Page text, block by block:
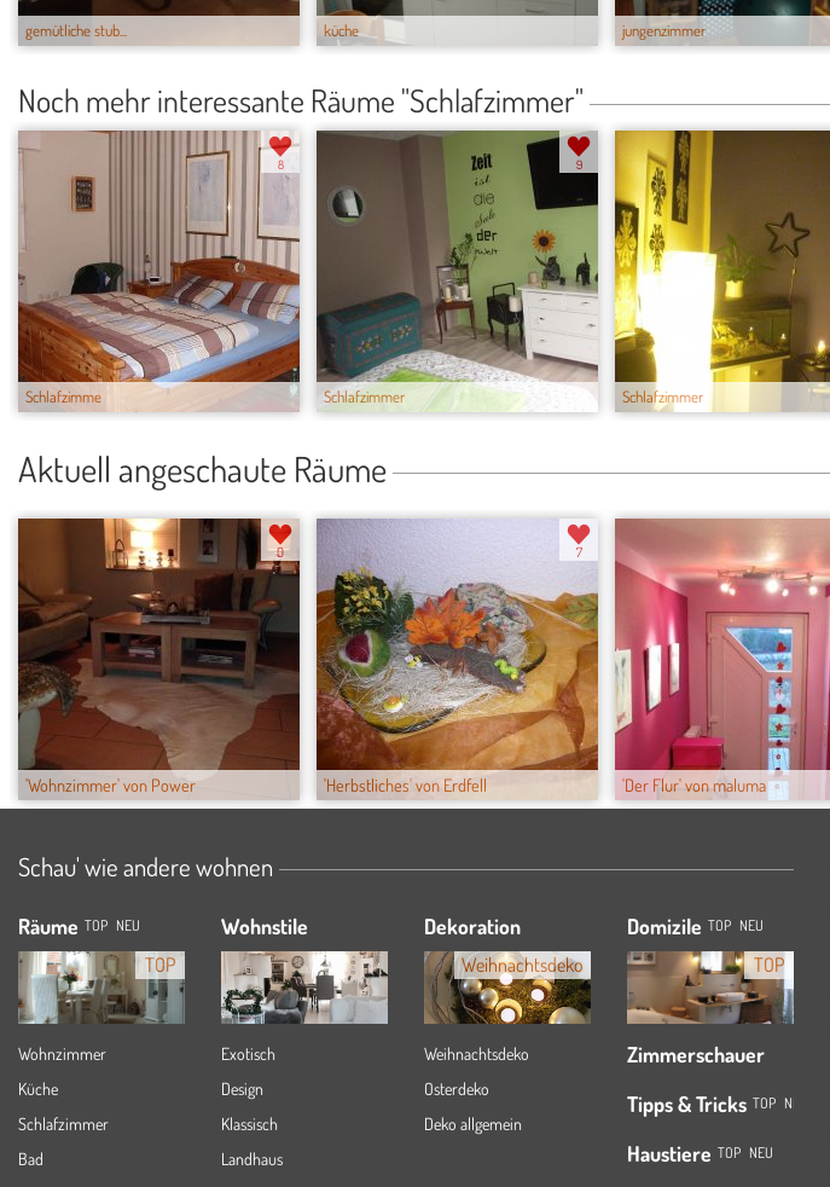
gemütliche stub... küche jungenzimmer
Noch mehr interessante Räume "Schlafzimmer"
Schlafzimme
8
Schlafzimmer
9
Schlafzimmer
Aktuell angeschaute Räume
'Wohnzimmer' von Power
0
'Herbstliches' von Erdfell
7
'Der Flur' von maluma
Schau' wie andere wohnen
Räume TOP NEU
TOP
Wohnzimmer
Küche
Schlafzimmer
Bad
Wohnstile
Exotisch
Design
Klassisch
Landhaus
Dekoration
Weihnachtsdeko
Weihnachtsdeko
Osterdeko
Deko allgemein
Domizile TOP NEU
TOP
Zimmerschauer
Tipps & Tricks TOP NEU
Haustiere TOP NEU